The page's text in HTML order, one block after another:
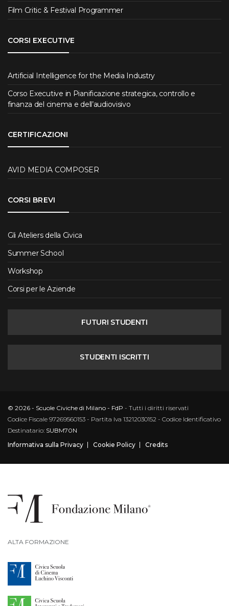
Film Critic & Festival Programmer
CORSI EXECUTIVE
Artificial Intelligence for the Media Industry
Corso Executive in Pianificazione strategica, controllo e
finanza del cinema e dell’audiovisivo
CERTIFICAZIONI
AVID MEDIA COMPOSER
CORSI BREVI
Gli Ateliers della Civica
Summer School
Workshop
Corsi per le Aziende
FUTURI STUDENTI
STUDENTI ISCRITTI
© 2026 - Scuole Civiche di Milano - FdP - Tutti i diritti riservati
Codice Fiscale 97269560153 - Partita Iva 13212030152 - Codice Identificativo
Destinatario: SUBM70N
Informativa sulla Privacy
Cookie Policy Credits
ALTA FORMAZIONE